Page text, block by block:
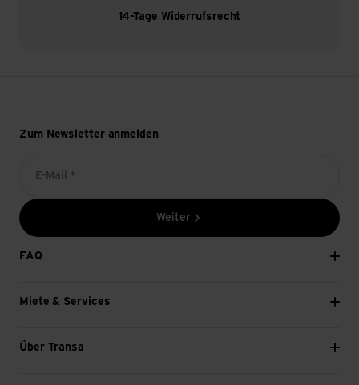
14-Tage Widerrufsrecht
Zum Newsletter anmelden
E-Mail *
Weiter
FAQ
Miete & Services
Über Transa